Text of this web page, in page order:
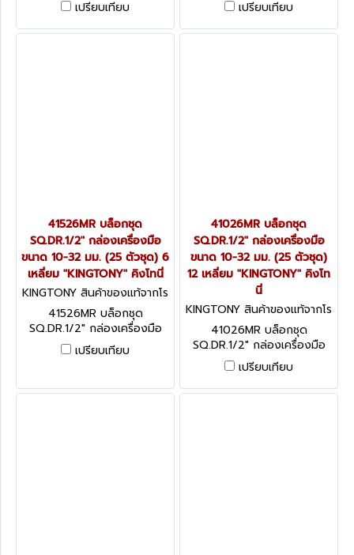
"KINGTONY" คิงโทนี่
เปรียบเทียบ
"KINGTONY" คิงโทนี่
เปรียบเทียบ
41526MR บล็อกชุด
SQ.DR.1/2" กล่องเครื่องมือ
ขนาด 10-32 มม. (25 ตัวชุด) 6
เหลี่ยม "KINGTONY" คิงโทนี่
KINGTONY สินค้าของแท้จากโร
งงานผู้ผลิต 41526MR
41526MR บล็อกชุด
SQ.DR.1/2" กล่องเครื่องมือ
ขนาด 10-32 มม. (25 ตัวชุด) 6
เหลี่ยม "KINGTONY" คิงโทนี่
เปรียบเทียบ
41026MR บล็อกชุด
SQ.DR.1/2" กล่องเครื่องมือ
ขนาด 10-32 มม. (25 ตัวชุด)
12 เหลี่ยม "KINGTONY" คิงโท
นี่
KINGTONY สินค้าของแท้จากโร
งงานผู้ผลิต 41026MR
41026MR บล็อกชุด
SQ.DR.1/2" กล่องเครื่องมือ
ขนาด 10-32 มม. (25 ตัวชุด)
12 เหลี่ยม "KINGTONY" คิงโทนี่
เปรียบเทียบ